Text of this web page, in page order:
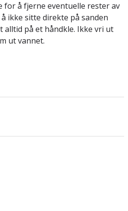
for å fjerne eventuelle rester av
ikke sitte direkte på sanden
alltid på et håndkle. Ikke vri ut
ut vannet.